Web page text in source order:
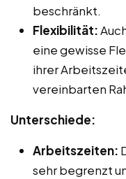
beschränkt.
Flexibilität:
eine gewisse
ihrer
vereinbarten
Unterschiede:
Arbeitszeiten:
sehr begrenzt